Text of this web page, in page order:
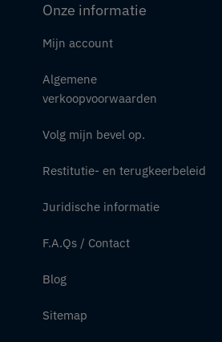
Onze informatie
Mijn account
Algemene
verkoopvoorwaarden
Volg mijn bevel op.
Restitutie- en terugkeerbeleid
Juridische informatie
F.A.Qs / Contact
Blog
Sitemap